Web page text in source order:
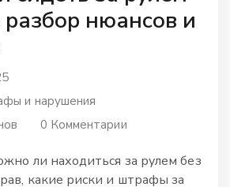
разбор нюансов и
и нарушения
0 Комментарии
ли находиться за рулем без
какие риски и штрафы за